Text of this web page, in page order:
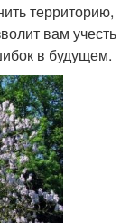
территорию,
вам учесть
в будущем.